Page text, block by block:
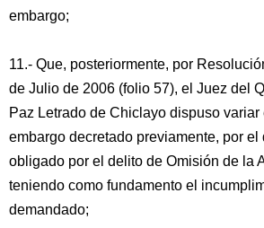
embargo;
11.- Que, posteriormente, por
de Julio de 2006 (folio 57), el Juez del
Paz Letrado de Chiclayo dispuso
embargo decretado previamente, por el
obligado por el delito de Omisión de la
teniendo como fundamento el
demandado;